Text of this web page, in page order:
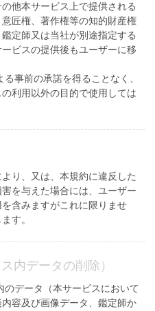
他本サービス上で提供される
匠権、著作権等の知的財産権
定師又は当社が別途指定する
ビスの提供後もユーザーに移
事前の承諾を得ることなく、
利用以外の目的で使用しては
り、又は、本規約に違反した
を与えた場合には、ユーザー
含みますがこれに限りませ
す。
内データの削除）
のデータ（本サービスにおいて
容及び画像データ、鑑定師か